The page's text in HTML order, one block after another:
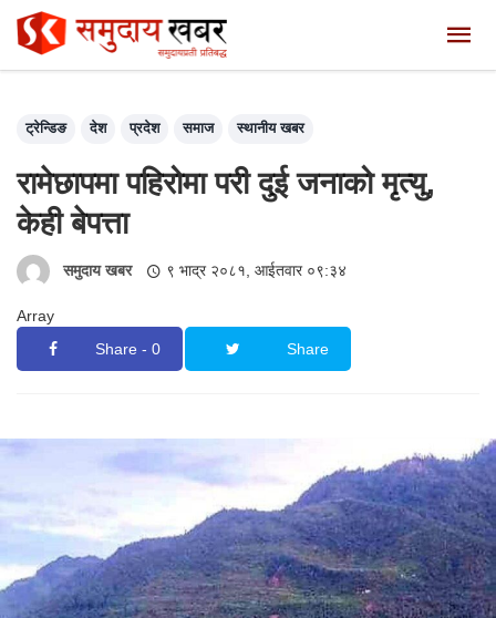
ट्रेन्डिङ देश प्रदेश समाज स्थानीय खबर
रामेछापमा पहिरोमा परी दुई जनाको मृत्यु,
केही बेपत्ता
समुदाय खबर ९ भाद्र २०८१, आईतवार ०९:३४
Array
Share - 0
Share